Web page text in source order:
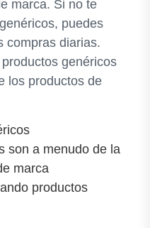
marca. Si no te
puedes
compras diarias.
genéricos
los productos de
son a menudo de la
marca
productos